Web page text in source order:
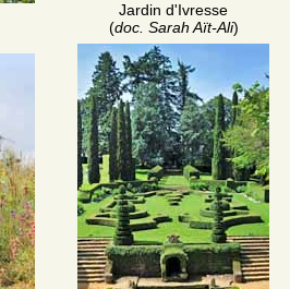
Jardin d'Ivresse
(doc. Sarah Aït-Ali)